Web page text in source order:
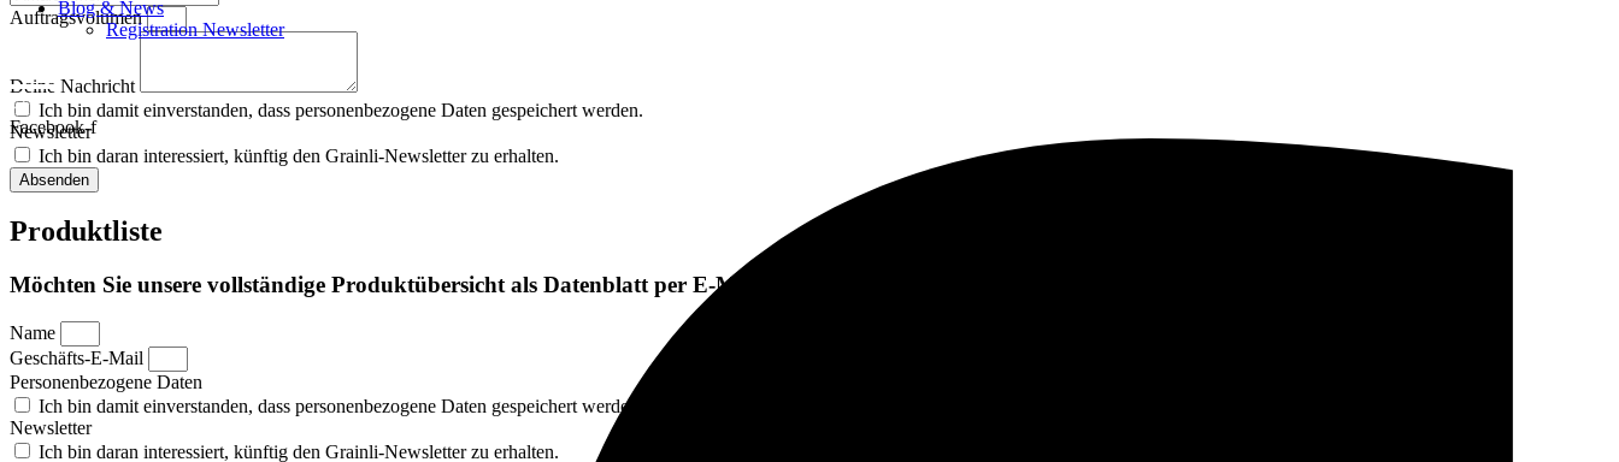
Blog & News
Registration Newsletter
Facebook-f
Auftragsvolumen
Deine Nachricht
Ich bin damit einverstanden, dass personenbezogene Daten gespeichert werden.
Newsletter
Ich bin daran interessiert, künftig den Grainli-Newsletter zu erhalten.
Absenden
Produktliste
Möchten Sie unsere vollständige Produktübersicht als Datenblatt per E-Mail erhalten?
Name
Geschäfts-E-Mail
Personenbezogene Daten
Ich bin damit einverstanden, dass personenbezogene Daten gespeichert werden.
Newsletter
Ich bin daran interessiert, künftig den Grainli-Newsletter zu erhalten.